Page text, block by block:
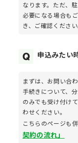
なります。ただ、
必要になる場合も
き、ご確認ください
申込みたい
まずは、お問い合
手続きについて、
のみでも受け付け
わせください。
こちらのページ
契約の流れ」